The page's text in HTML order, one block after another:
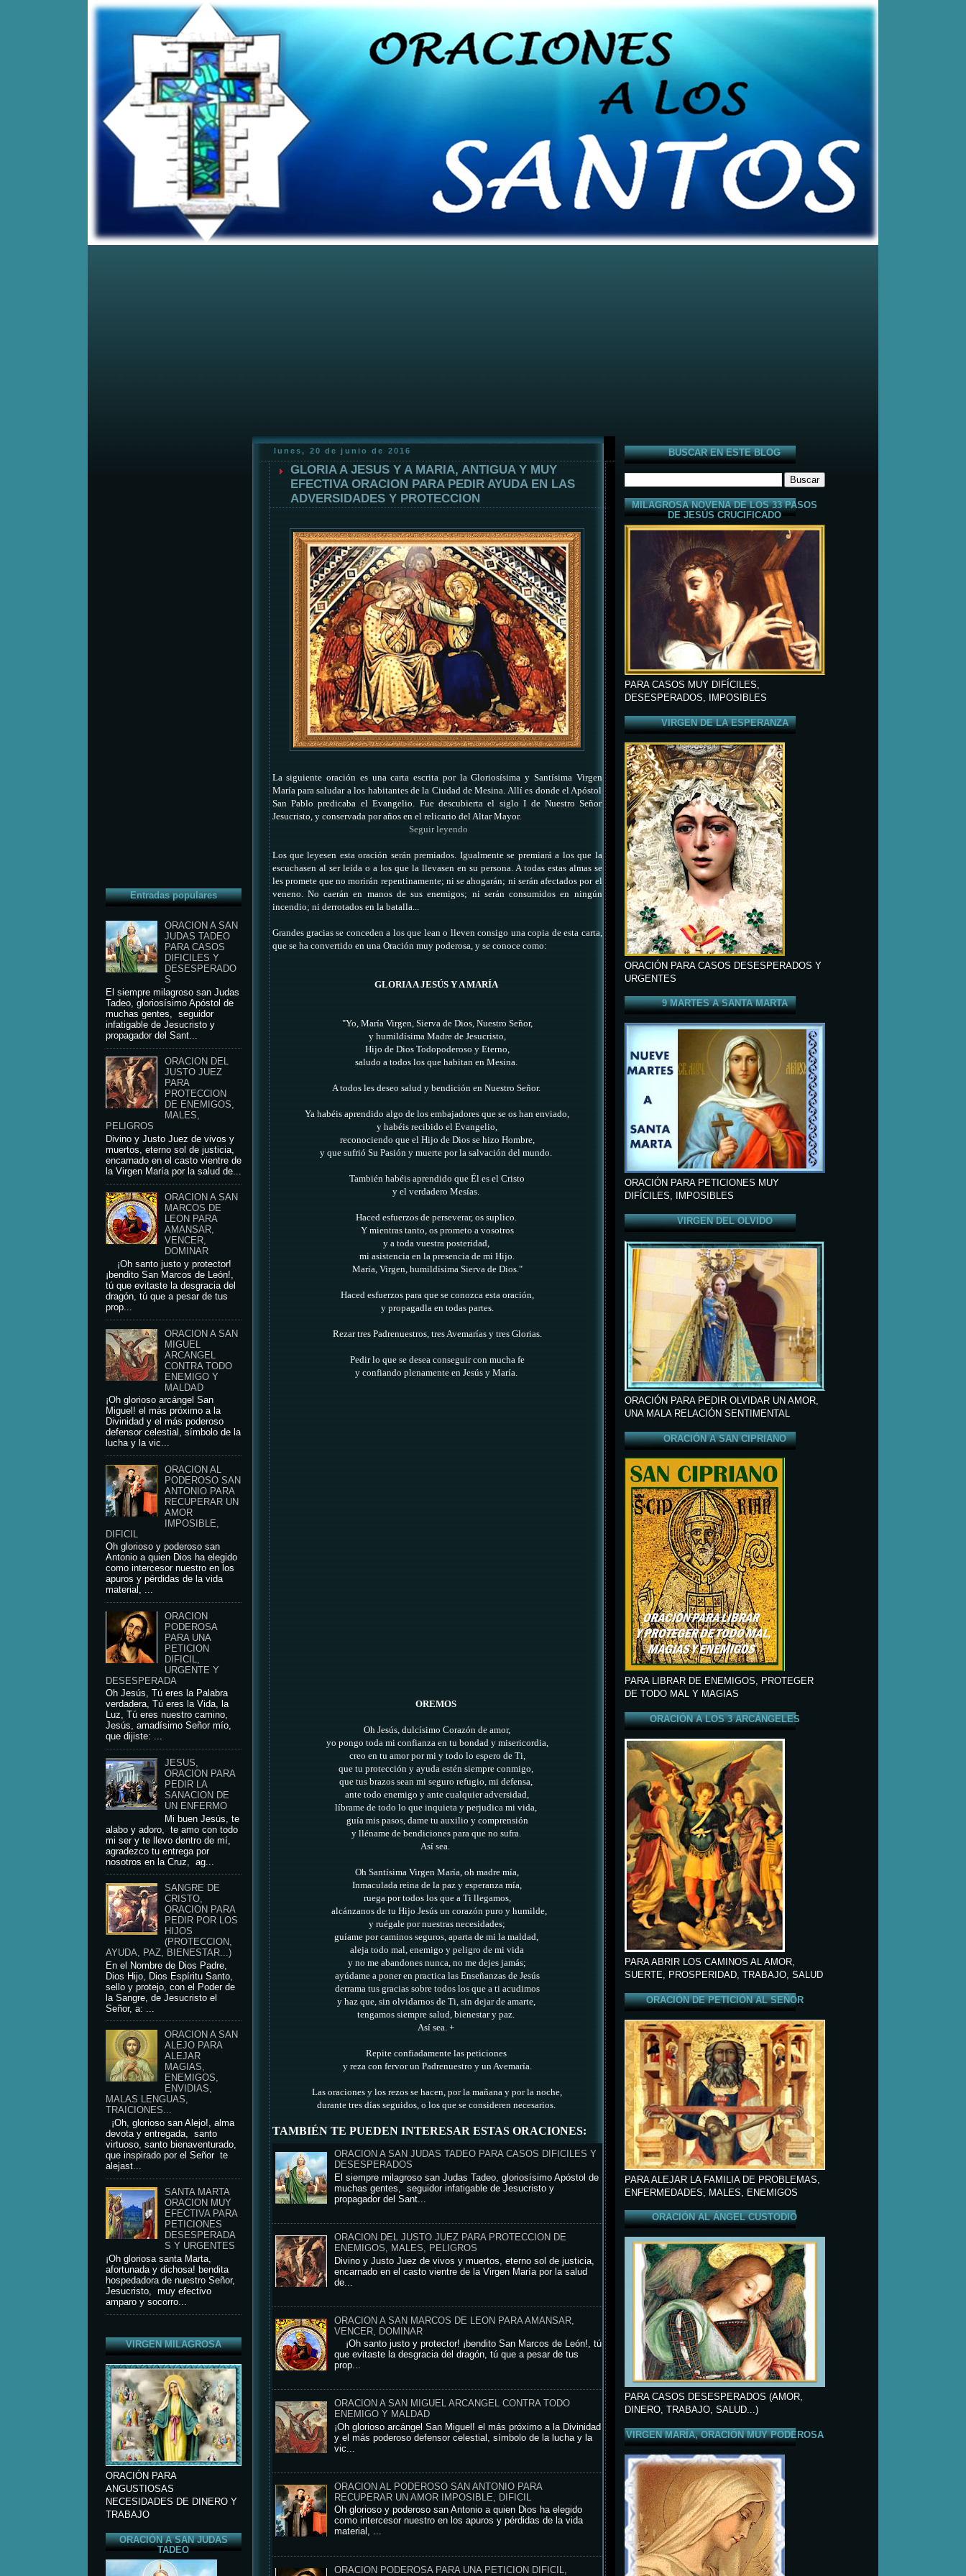
Home Posts RSS Comments RSS
Entradas populares
ORACION A SAN
JUDAS TADEO
PARA CASOS
DIFICILES Y
DESESPERADO
S
El siempre milagroso san Judas
Tadeo, gloriosísimo Apóstol de
muchas gentes, seguidor
infatigable de Jesucristo y
propagador del Sant...
ORACION DEL
JUSTO JUEZ
PARA
PROTECCION
DE ENEMIGOS,
MALES,
PELIGROS
Divino y Justo Juez de vivos y
muertos, eterno sol de justicia,
encarnado en el casto vientre de
la Virgen María por la salud de...
ORACION A SAN
MARCOS DE
LEON PARA
AMANSAR,
VENCER,
DOMINAR
¡Oh santo justo y protector!
¡bendito San Marcos de León!,
tú que evitaste la desgracia del
dragón, tú que a pesar de tus
prop...
ORACION A SAN
MIGUEL
ARCANGEL
CONTRA TODO
ENEMIGO Y
MALDAD
¡Oh glorioso arcángel San
Miguel! el más próximo a la
Divinidad y el más poderoso
defensor celestial, símbolo de la
lucha y la vic...
ORACION AL
PODEROSO SAN
ANTONIO PARA
RECUPERAR UN
AMOR
IMPOSIBLE,
DIFICIL
Oh glorioso y poderoso san
Antonio a quien Dios ha elegido
como intercesor nuestro en los
apuros y pérdidas de la vida
material, ...
ORACION
PODEROSA
PARA UNA
PETICION
DIFICIL,
URGENTE Y
DESESPERADA
Oh Jesús, Tú eres la Palabra
verdadera, Tú eres la Vida, la
Luz, Tú eres nuestro camino,
Jesús, amadísimo Señor mío,
que dijiste: ...
JESUS,
ORACION PARA
PEDIR LA
SANACION DE
UN ENFERMO
Mi buen Jesús, te
alabo y adoro, te amo con todo
mi ser y te llevo dentro de mí,
agradezco tu entrega por
nosotros en la Cruz, ag...
SANGRE DE
CRISTO,
ORACION PARA
PEDIR POR LOS
HIJOS
(PROTECCION,
AYUDA, PAZ, BIENESTAR...)
En el Nombre de Dios Padre,
Dios Hijo, Dios Espíritu Santo,
sello y protejo, con el Poder de
la Sangre, de Jesucristo el
Señor, a: ...
ORACION A SAN
ALEJO PARA
ALEJAR
MAGIAS,
ENEMIGOS,
ENVIDIAS,
MALAS LENGUAS,
TRAICIONES...
¡Oh, glorioso san Alejo!, alma
devota y entregada, santo
virtuoso, santo bienaventurado,
que inspirado por el Señor te
alejast...
SANTA MARTA
ORACION MUY
EFECTIVA PARA
PETICIONES
DESESPERADA
S Y URGENTES
¡Oh gloriosa santa Marta,
afortunada y dichosa! bendita
hospedadora de nuestro Señor,
Jesucristo, muy efectivo
amparo y socorro...
VIRGEN MILAGROSA
ORACIÓN PARA
ANGUSTIOSAS
NECESIDADES DE DINERO Y
TRABAJO
ORACIÓN A SAN JUDAS
TADEO
lunes, 20 de junio de 2016
GLORIA A JESUS Y A MARIA, ANTIGUA Y MUY
EFECTIVA ORACION PARA PEDIR AYUDA EN LAS
ADVERSIDADES Y PROTECCION
La siguiente oración es una carta escrita por la Gloriosísima y Santísima Virgen
María para saludar a los habitantes de la Ciudad de Mesina. Allí es donde el Apóstol
San Pablo predicaba el Evangelio. Fue descubierta el siglo I de Nuestro Señor
Jesucristo, y conservada por años en el relicario del Altar Mayor.
Seguir leyendo
Los que leyesen esta oración serán premiados. Igualmente se premiará a los que la
escuchasen al ser leída o a los que la llevasen en su persona. A todas estas almas se
les promete que no morirán repentinamente; ni se ahogarán; ni serán afectados por el
veneno. No caerán en manos de sus enemigos; ni serán consumidos en ningún
incendio; ni derrotados en la batalla...
Grandes gracias se conceden a los que leano lleven consigo una copia de esta carta,
que se ha convertido en una Oración muy poderosa, y se conoce como:
GLORIA A JESÚS Y A MARÍA
"Yo, María Virgen, Sierva de Dios, Nuestro Señor,
y humildísima Madre de Jesucristo,
Hijo de Dios Todopoderoso y Eterno,
saludo a todos los que habitan en Mesina.
A todos les deseo salud y bendición en Nuestro Señor.
Ya habéis aprendido algo de los embajadores que se os han enviado,
y habéis recibido el Evangelio,
reconociendo que el Hijo de Dios se hizo Hombre,
y que sufrió Su Pasión y muerte por la salvación del mundo.
También habéis aprendido que Él es el Cristo
y el verdadero Mesías.
Haced esfuerzos de perseverar, os suplico.
Y mientras tanto, os prometo a vosotros
y a toda vuestra posteridad,
mi asistencia en la presencia de mi Hijo.
María, Virgen, humildísima Sierva de Dios."
Haced esfuerzos para que se conozca esta oración,
y propagadla en todas partes.
Rezar tres Padrenuestros, tres Avemarías y tres Glorias.
Pedir lo que se desea conseguir con mucha fe
y confiando plenamente en Jesús y María.
OREMOS
Oh Jesús, dulcísimo Corazón de amor,
yo pongo toda mi confianza en tu bondad y misericordia,
creo en tu amor por mi y todo lo espero de Ti,
que tu protección y ayuda estén siempre conmigo,
que tus brazos sean mi seguro refugio, mi defensa,
ante todo enemigo y ante cualquier adversidad,
líbrame de todo lo que inquieta y perjudica mi vida,
guía mis pasos, dame tu auxilio y comprensión
y lléname de bendiciones para que no sufra.
Así sea.
Oh Santísima Virgen María, oh madre mía,
Inmaculada reina de la paz y esperanza mía,
ruega por todos los que a Ti llegamos,
alcánzanos de tu Hijo Jesús un corazón puro y humilde,
y ruégale por nuestras necesidades;
guíame por caminos seguros, aparta de mi la maldad,
aleja todo mal, enemigo y peligro de mi vida
y no me abandones nunca, no me dejes jamás;
ayúdame a poner en practica las Enseñanzas de Jesús
derrama tus gracias sobre todos los que a ti acudimos
y haz que, sin olvidarnos de Ti, sin dejar de amarte,
tengamos siempre salud, bienestar y paz.
Así sea. +
Repite confiadamente las peticiones
y reza con fervor un Padrenuestro y un Avemaría.
Las oraciones y los rezos se hacen, por la mañana y por la noche,
durante tres días seguidos, o los que se consideren necesarios.
TAMBIÉN TE PUEDEN INTERESAR ESTAS ORACIONES:
ORACION A SAN JUDAS TADEO PARA CASOS DIFICILES Y
DESESPERADOS
El siempre milagroso san Judas Tadeo, gloriosísimo Apóstol de
muchas gentes, seguidor infatigable de Jesucristo y
propagador del Sant...
ORACION DEL JUSTO JUEZ PARA PROTECCION DE
ENEMIGOS, MALES, PELIGROS
Divino y Justo Juez de vivos y muertos, eterno sol de justicia,
encarnado en el casto vientre de la Virgen María por la salud
de...
ORACION A SAN MARCOS DE LEON PARA AMANSAR,
VENCER, DOMINAR
¡Oh santo justo y protector! ¡bendito San Marcos de León!, tú
que evitaste la desgracia del dragón, tú que a pesar de tus
prop...
ORACION A SAN MIGUEL ARCANGEL CONTRA TODO
ENEMIGO Y MALDAD
¡Oh glorioso arcángel San Miguel! el más próximo a la Divinidad
y el más poderoso defensor celestial, símbolo de la lucha y la
vic...
ORACION AL PODEROSO SAN ANTONIO PARA
RECUPERAR UN AMOR IMPOSIBLE, DIFICIL
Oh glorioso y poderoso san Antonio a quien Dios ha elegido
como intercesor nuestro en los apuros y pérdidas de la vida
material, ...
ORACION PODEROSA PARA UNA PETICION DIFICIL,
BUSCAR EN ESTE BLOG
MILAGROSA NOVENA DE LOS 33 PASOS
DE JESÚS CRUCIFICADO
PARA CASOS MUY DIFÍCILES,
DESESPERADOS, IMPOSIBLES
VIRGEN DE LA ESPERANZA
ORACIÓN PARA CASOS DESESPERADOS Y
URGENTES
9 MARTES A SANTA MARTA
ORACIÓN PARA PETICIONES MUY
DIFÍCILES, IMPOSIBLES
VIRGEN DEL OLVIDO
ORACIÓN PARA PEDIR OLVIDAR UN AMOR,
UNA MALA RELACIÓN SENTIMENTAL
ORACIÓN A SAN CIPRIANO
PARA LIBRAR DE ENEMIGOS, PROTEGER
DE TODO MAL Y MAGIAS
ORACIÓN A LOS 3 ARCÁNGELES
PARA ABRIR LOS CAMINOS AL AMOR,
SUERTE, PROSPERIDAD, TRABAJO, SALUD
ORACIÓN DE PETICIÓN AL SEÑOR
PARA ALEJAR LA FAMILIA DE PROBLEMAS,
ENFERMEDADES, MALES, ENEMIGOS
ORACIÓN AL ÁNGEL CUSTODIO
PARA CASOS DESESPERADOS (AMOR,
DINERO, TRABAJO, SALUD...)
VIRGEN MARÍA, ORACIÓN MUY PODEROSA